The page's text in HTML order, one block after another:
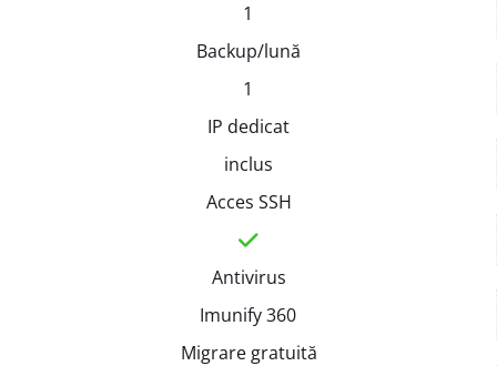
1
Backup/lună
1
IP dedicat
inclus
Acces SSH
Antivirus
Imunify 360
Migrare gratuită